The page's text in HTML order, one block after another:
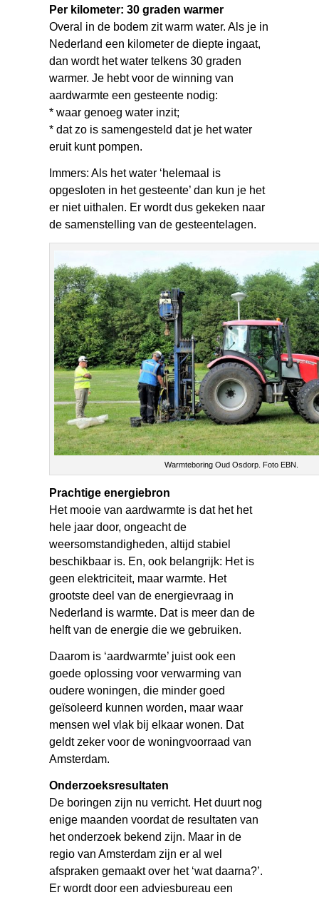
Per kilometer: 30 graden warmer
Overal in de bodem zit warm water. Als je in
Nederland een kilometer de diepte ingaat,
dan wordt het water telkens 30 graden
warmer. Je hebt voor de winning van
aardwarmte een gesteente nodig:
* waar genoeg water inzit;
* dat zo is samengesteld dat je het water
eruit kunt pompen.
Immers: Als het water ‘helemaal is
opgesloten in het gesteente’ dan kun je het
er niet uithalen. Er wordt dus gekeken naar
de samenstelling van de gesteentelagen.
Warmteboring Oud Osdorp. Foto EBN.
Prachtige energiebron
Het mooie van aardwarmte is dat het het
hele jaar door, ongeacht de
weersomstandigheden, altijd stabiel
beschikbaar is. En, ook belangrijk: Het is
geen elektriciteit, maar warmte. Het
grootste deel van de energievraag in
Nederland is warmte. Dat is meer dan de
helft van de energie die we gebruiken.
Daarom is ‘aardwarmte’ juist ook een
goede oplossing voor verwarming van
oudere woningen, die minder goed
geïsoleerd kunnen worden, maar waar
mensen wel vlak bij elkaar wonen. Dat
geldt zeker voor de woningvoorraad van
Amsterdam.
Onderzoeksresultaten
De boringen zijn nu verricht. Het duurt nog
enige maanden voordat de resultaten van
het onderzoek bekend zijn. Maar in de
regio van Amsterdam zijn er al wel
afspraken gemaakt over het ‘wat daarna?’.
Er wordt door een adviesbureau een